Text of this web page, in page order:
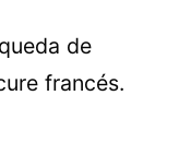
de
francés.